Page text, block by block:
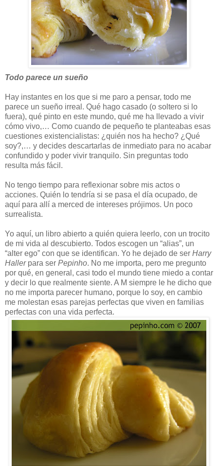
Todo parece un sueño
Hay instantes en los que si me paro a pensar, todo me
parece un sueño irreal. Qué hago casado (o soltero si lo
fuera), qué pinto en este mundo, qué me ha llevado a vivir
cómo vivo,… Como cuando de pequeño te planteabas esas
cuestiones existencialistas: ¿quién nos ha hecho? ¿Qué
soy?,… y decides descartarlas de inmediato para no acabar
confundido y poder vivir tranquilo. Sin preguntas todo
resulta más fácil.
No tengo tiempo para reflexionar sobre mis actos o
acciones. Quién lo tendría si se pasa el día ocupado, de
aquí para allí a merced de intereses prójimos. Un poco
surrealista.
Yo aquí, un libro abierto a quién quiera leerlo, con un trocito
de mi vida al descubierto. Todos escogen un “alias”, un
“alter ego” con que se identifican. Yo he dejado de ser Harry
Hallerpara ser Pepinho. No me importa, pero me pregunto
por qué, en general, casi todo el mundo tiene miedo a contar
y decir lo que realmente siente. A M siempre le he dicho que
no me importa parecer humano, porque lo soy, en cambio
me molestan esas parejas perfectas que viven en familias
perfectas con una vida perfecta.